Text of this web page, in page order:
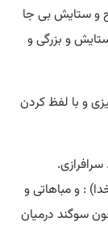
و ستایش بی جا
و بزرگی و
و با لفظ کردن
: و مباهاتی و
سوگند درمیان